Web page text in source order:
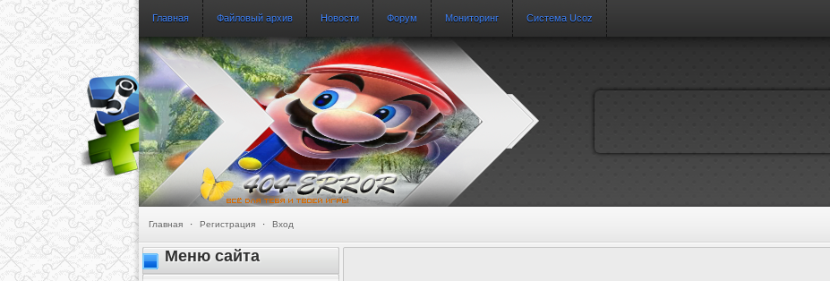
Главная Файловый архив Новости Форум Мониторинг Система Ucoz
Главная · Регистрация · Вход
Меню сайта